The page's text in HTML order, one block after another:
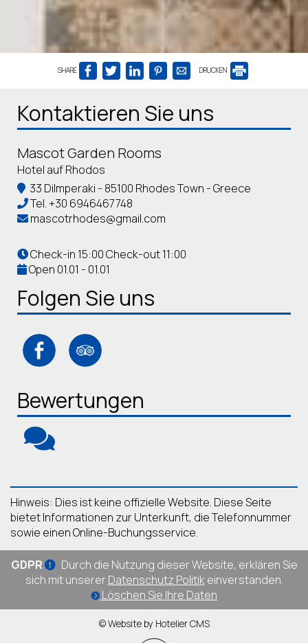
SHARE DRUCKEN
Kontaktieren Sie uns
Mascot Garden Rooms
Hotel auf Rhodos
33 Dilmperaki - 85100 Rhodes Town - Greece
Tel.+30 6946467748
mascotrhodes@gmail.com
Check-in 15:00 Check-out 11:00
Open 01.01 - 01.01
Folgen Sie uns
Bewertungen
Hinweis: Dies ist keine offizielle Website. Diese Seite
bietet Informationen zur Unterkunft, die Telefonnummer
sowie einen Online-Buchungsservice.
GDPR
Durch die Nutzung dieser Website, erklären Sie
sich mit unserer Datenschutz Politikeinverstanden.
Löschen Sie Ihre Daten
© Website by Hotelier CMS